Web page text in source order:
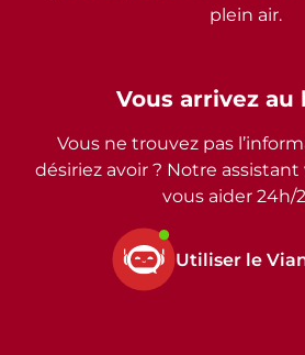
Vous arrivez au
Vous ne trouvez pas
désiriez avoir ? Notre
vous aider 24h/
Utiliser le
plein air.